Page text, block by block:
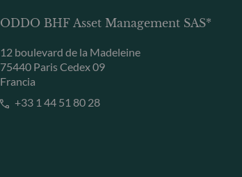
ODDO BHF Asset Management SAS*
12 boulevard de la Madeleine
75440 Paris Cedex 09
Francia
+33 1 44 51 80 28